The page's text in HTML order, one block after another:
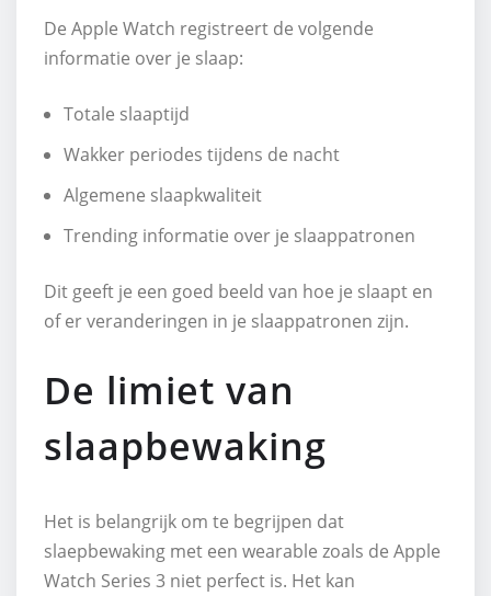
De Apple Watch registreert de volgende
informatie over je slaap:
Totale slaaptijd
Wakker periodes tijdens de nacht
Algemene slaapkwaliteit
Trending informatie over je slaappatronen
Dit geeft je een goed beeld van hoe je slaapt en
of er veranderingen in je slaappatronen zijn.
De limiet van
slaapbewaking
Het is belangrijk om te begrijpen dat
slaepbewaking met een wearable zoals de Apple
Watch Series 3 niet perfect is. Het kan